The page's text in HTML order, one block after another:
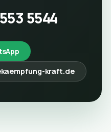
5544
kraft.de